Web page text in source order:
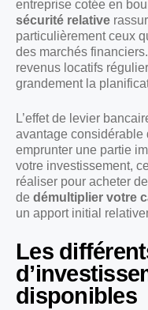
entreprise cotée en
sécurité relative
particulièrement ceux
des marchés
revenus locatifs
grandement la
L’effet de levier
avantage considérable
emprunter une partie
votre investissement,
réaliser pour acheter
de démultiplier votre
un apport initial
Les
disponibles